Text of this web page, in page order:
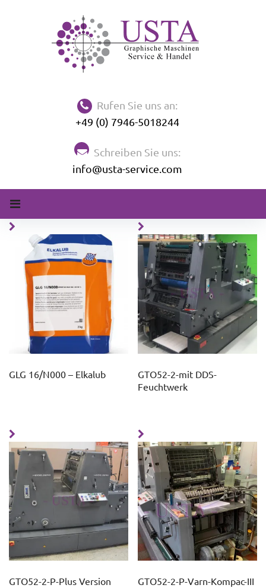
Rufen Sie uns an:
+49 (0) 7946-5018244
Schreiben Sie uns:
info@usta-service.com
Unkategorisiert
GLG 16/N000 – Elkalub
GTO52-2-mit DDS-
Feuchtwerk
GTO52-2-P-Plus Version GTO52-2-P-Varn-Kompac-III